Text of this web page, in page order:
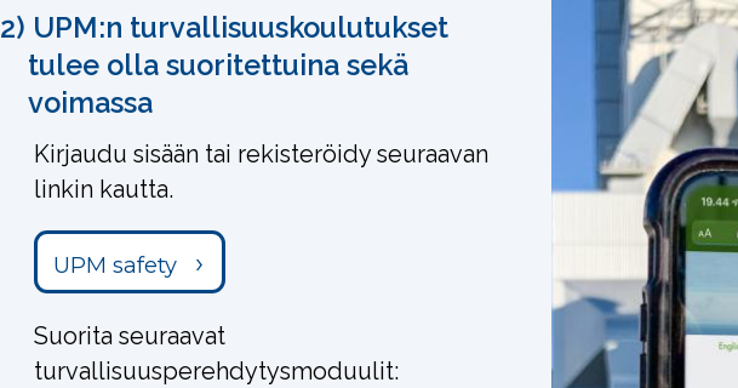
2) UPM:n turvallisuuskoulutukset
tulee olla suoritettuina sekä
voimassa
Kirjaudu sisään tai rekisteröidy seuraavan
linkin kautta.
UPM safety
Suorita seuraavat
turvallisuusperehdytysmoduulit: